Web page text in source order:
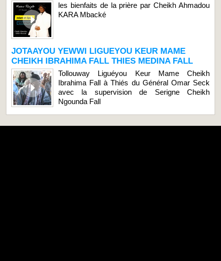
les bienfaits de la prière par Cheikh Ahmadou
KARA Mbacké
JOTAAYOU YEWWI LIGUEYOU KEUR MAME
CHEIKH IBRAHIMA FALL THIES MEDINA FALL
Tollouway Liguéyou Keur Mame Cheikh
Ibrahima Fall à Thiés du Général Omar Seck
avec la supervision de Serigne Cheikh
Ngounda Fall